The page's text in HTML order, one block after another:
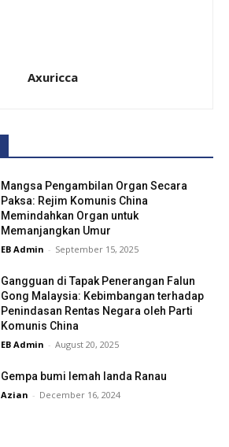
Axuricca
Mangsa Pengambilan Organ Secara
Paksa: Rejim Komunis China
Memindahkan Organ untuk
Memanjangkan Umur
EB Admin - September 15, 2025
Gangguan di Tapak Penerangan Falun
Gong Malaysia: Kebimbangan terhadap
Penindasan Rentas Negara oleh Parti
Komunis China
EB Admin - August 20, 2025
Gempa bumi lemah landa Ranau
Azian - December 16, 2024